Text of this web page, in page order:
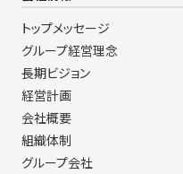
トップメッセージ
グループ経営理念
長期ビジョン
経営計画
会社概要
組織体制
グループ会社